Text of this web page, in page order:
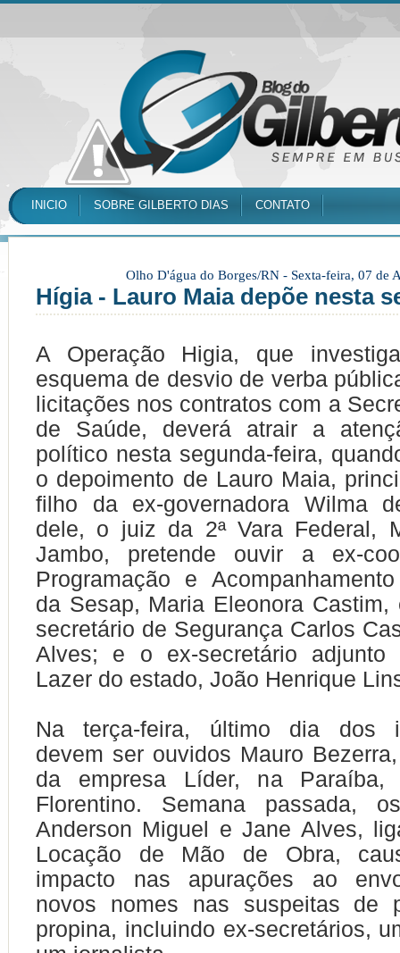
INICIO SOBRE GILBERTO DIAS CONTATO
Olho D'água do Borges/RN - Sexta-feira, 07 de
Hígia - Lauro Maia depõe nesta
A Operação Higia, que
esquema de desvio de verba
licitações nos contratos com a
de Saúde, deverá atrair a
político nesta segunda-feira,
o depoimento de Lauro Maia,
filho da ex-governadora Wilma
dele, o juiz da 2ª Vara Federal,
Jambo, pretende ouvir a ex-
Programação e
da Sesap, Maria Eleonora Castim,
secretário de Segurança Carlos
Alves; e o ex-secretário
Lazer do estado, João Henrique
Na terça-feira, último dia dos
devem ser ouvidos Mauro
da empresa Líder, na Paraíba,
Florentino. Semana passada,
Anderson Miguel e Jane Alves,
Locação de Mão de Obra,
impacto nas apurações ao
novos nomes nas suspeitas de
propina, incluindo ex-secretários,